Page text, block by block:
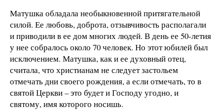
Матушка обладала необыкновенной притягательной
силой. Ее любовь, доброта, отзывчивость располагали
и приводили в ее дом многих людей. В день ее 50-летия
у нее собралось около 70 человек. Но этот юбилей был
исключением. Матушка, как и ее духовный отец,
считала, что христианам не следует застольем
отмечать дни своего рождения, а если отмечать, то в
святой Церкви – это будет и Господу угодно, и
святому, имя которого носишь.